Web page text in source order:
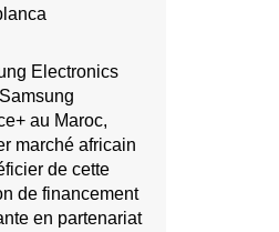
Electronics
au Maroc,
marché africain
de cette
de financement
en partenariat